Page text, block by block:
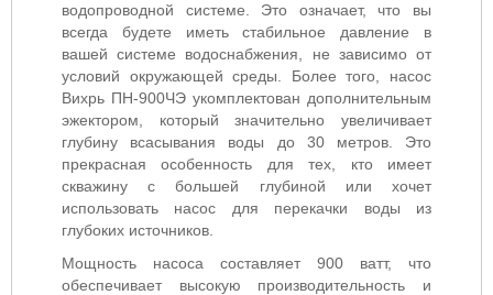
водопроводной системе. Это означает, что вы
всегда будете иметь стабильное давление в
вашей системе водоснабжения, не зависимо от
условий окружающей среды. Более того, насос
Вихрь ПН-900ЧЭ укомплектован дополнительным
эжектором, который значительно увеличивает
глубину всасывания воды до 30 метров. Это
прекрасная особенность для тех, кто имеет
скважину с большей глубиной или хочет
использовать насос для перекачки воды из
глубоких источников.
Мощность насоса составляет 900 ватт, что
обеспечивает высокую производительность и